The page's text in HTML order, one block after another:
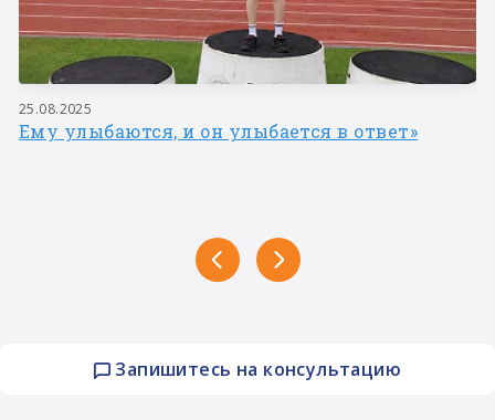
Запишитесь на консультацию
25.08.2025
Ему улыбаются, и он улыбается в ответ»